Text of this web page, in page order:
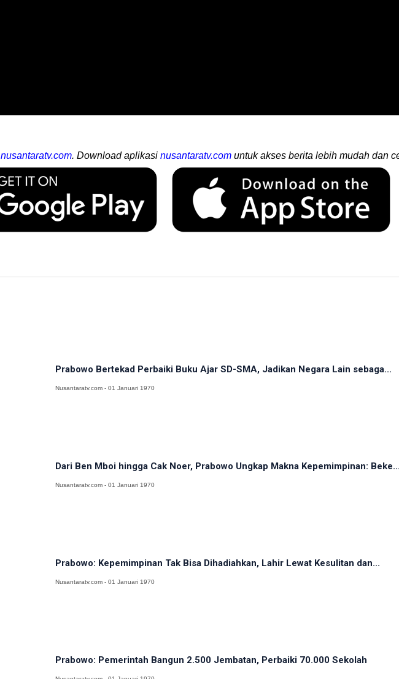
nusantaratv.com. Download aplikasi nusantaratv.com untuk akses berita lebih mudah dan
Prabowo Bertekad Perbaiki Buku Ajar SD-SMA, Jadikan Negara Lain sebaga...
Nusantaratv.com - 01 Januari 1970
Dari Ben Mboi hingga Cak Noer, Prabowo Ungkap Makna Kepemimpinan: Beke...
Nusantaratv.com - 01 Januari 1970
Prabowo: Kepemimpinan Tak Bisa Dihadiahkan, Lahir Lewat Kesulitan dan...
Nusantaratv.com - 01 Januari 1970
Prabowo: Pemerintah Bangun 2.500 Jembatan, Perbaiki 70.000 Sekolah